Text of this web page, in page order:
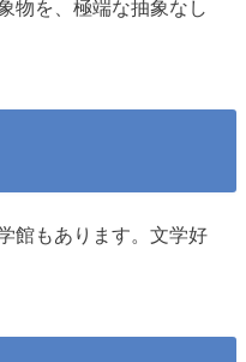
物を、極端な抽象なし
館もあります。文学好